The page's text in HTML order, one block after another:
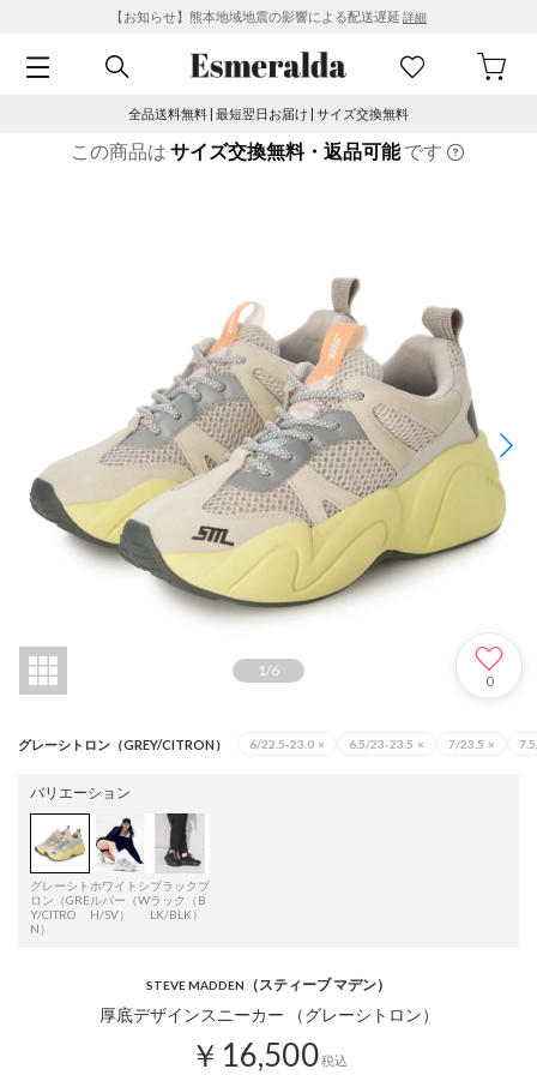
【お知らせ】熊本地域地震の影響による配送遅延 詳細
全品送料無料 | 最短翌日お届け | サイズ交換無料
この商品は サイズ交換無料・返品可能です
1/6
0
グレーシトロン（GREY/CITRON） 6/22.5-23.0 × 6.5/23-23.5 × 7/23.5 ×
バリエーション
グレーシト
ロン（GRE
Y/CITRO
N）
ホワイトシ
ルバー（W
H/SV）
ブラックブ
ラック（B
LK/BLK）
STEVE MADDEN （スティーブ マデン）
厚底デザインスニーカー （グレーシトロン）
￥16,500税込